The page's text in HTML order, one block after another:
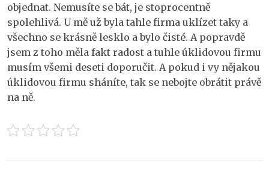
objednat. Nemusíte se bát, je stoprocentně
spolehlivá. U mě už byla tahle firma uklízet taky a
všechno se krásně lesklo a bylo čisté. A popravdě
jsem z toho měla fakt radost a tuhle úklidovou firmu
musím všemi deseti doporučit. A pokud i vy nějakou
úklidovou firmu sháníte, tak se nebojte obrátit právě
na ně.